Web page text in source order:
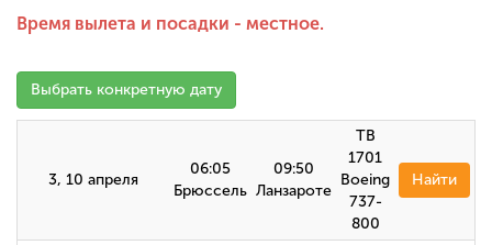
Время вылета и посадки - местное.
Выбрать конкретную дату
3, 10 апреля
06:05
Брюссель
09:50
Ланзароте
TB
1701
Boeing
737-
800
Найти